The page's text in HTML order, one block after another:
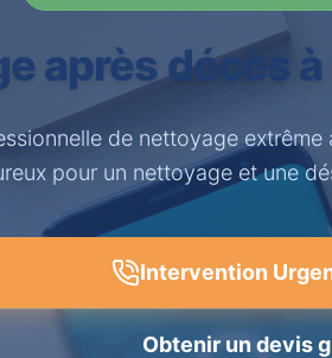
après décès
de nettoyage
pour un nettoyage et une
Intervention
Obtenir un devis